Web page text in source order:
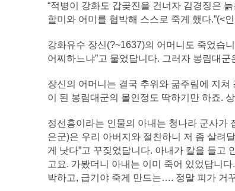
“적병이 강화도 갑곶진을 건너자 김경징은
할미와 어미를 협박해 스스로 죽게 했다.”(<
강화유수 장신(?~1637)의 어머니도 죽었습
어찌하느냐”고 물었답니다. 그러자 봉림대
장신의 어머니는 결국 추위와 굶주림에 지
이 된 봉림대군의 몰인정도 딱하기만 하죠.
정선흥이라는 인물의 아내는 청나라 군사가
은군)은 우리 아버지와 절친하니 저 좀 살려
게 낫다”고 꾸짖었답니다. 아내가 칼을 들고
고요. 가봤더니 아내는 이미 죽어 있었답니
박하고, 급기야 죽게 만드는…. 정말 피가 거